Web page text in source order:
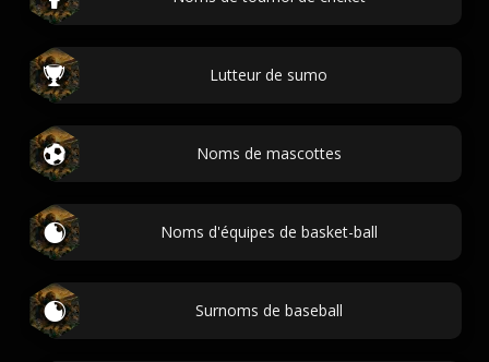
Lutteur de sumo
Noms de mascottes
Noms d'équipes de basket-ball
Surnoms de baseball